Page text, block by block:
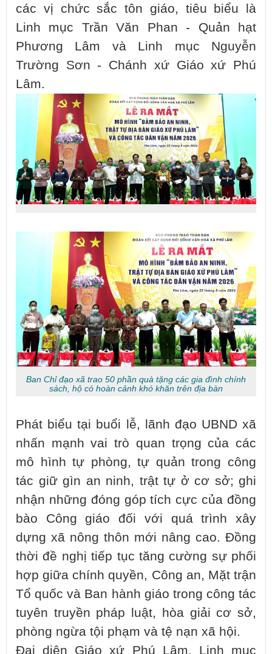
các vị chức sắc tôn giáo, tiêu biểu là
Linh mục Trần Văn Phan - Quản hạt
Phương Lâm và Linh mục Nguyễn
Trường Sơn - Chánh xứ Giáo xứ Phú
Lâm.
Ban Chỉ đạo xã trao 50 phần quà tặng các gia đình chính
sách, hộ có hoàn cảnh khó khăn trên địa bàn
Phát biểu tại buổi lễ, lãnh đạo UBND xã
nhấn mạnh vai trò quan trọng của các
mô hình tự phòng, tự quản trong công
tác giữ gìn an ninh, trật tự ở cơ sở; ghi
nhận những đóng góp tích cực của đồng
bào Công giáo đối với quá trình xây
dựng xã nông thôn mới nâng cao. Đồng
thời đề nghị tiếp tục tăng cường sự phối
hợp giữa chính quyền, Công an, Mặt trận
Tổ quốc và Ban hành giáo trong công tác
tuyên truyền pháp luật, hòa giải cơ sở,
phòng ngừa tội phạm và tệ nạn xã hội.
Đại diện Giáo xứ Phú Lâm, Linh mục